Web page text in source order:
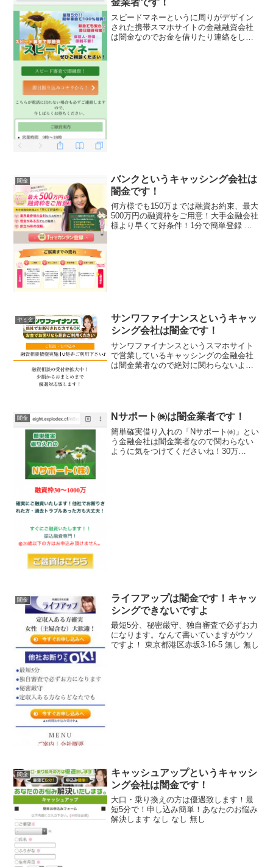
金業者です！
スピードマネーというに周りがデザイン
された携帯スマホサイトの金融融資会社
は闇金なのでお金を借りたり連絡をした
闇金
バンクというキャッシング会社は
闇金です！
何方様でも150万までは融資お約束、最大
500万円の融資枠をご用意！大手金融会社
様より早くて好条件！1分で簡単登録 な
ヤミ金
サンワファイナンスというキャッ
シング会社は闇金です！
サンワファイナンスというスマホサイト
で営業しているキャッシングの金融会社
は闇金業者なので絶対に関わらないよう
闇金 Nサポート㈱は闇金業者です！
簡単確実借り入れの「Nサポート㈱」とい
う金融会社は闇金業者なので関わらない
ように気をつけてくださいね！30万
闇金
ライフアップは闇金です！キャッ
シングできないですよ
最短5分、秘密厳守、独自審査で必ずお力
になります。なんて書いていますがウソ
ですよ！ 東京都港区赤坂3-16-5 無し 無し
闇金
キャッシュアップというキャッシ
ング会社は闇金です！
大口・乗り換えの方は優遇致します！最
短5分で！申し込み簡単！あなたのお悩み
解決します なし なし 無し